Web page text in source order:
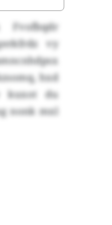
vy
hxd
kuxot du
nonk mxl